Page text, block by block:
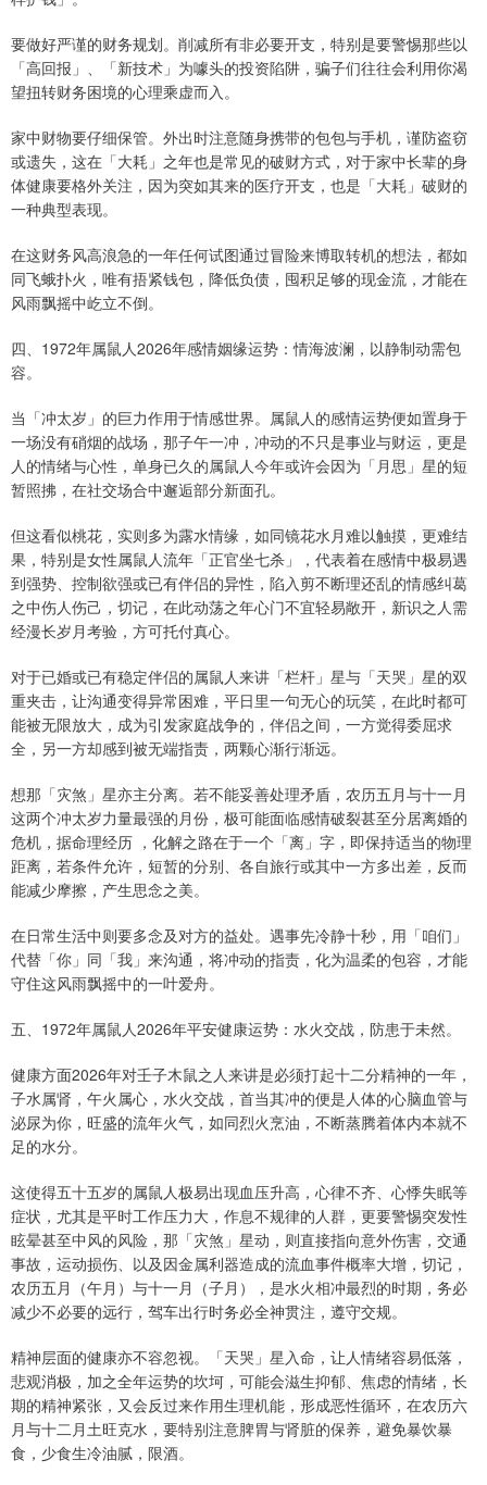
要做好严谨的财务规划。削减所有非必要开支，特别是要警惕那些以
「高回报」、「新技术」为噱头的投资陷阱，骗子们往往会利用你渴
望扭转财务困境的心理乘虚而入。
家中财物要仔细保管。外出时注意随身携带的包包与手机，谨防盗窃
或遗失，这在「大耗」之年也是常见的破财方式，对于家中长辈的身
体健康要格外关注，因为突如其来的医疗开支，也是「大耗」破财的
一种典型表现。
在这财务风高浪急的一年任何试图通过冒险来博取转机的想法，都如
同飞蛾扑火，唯有捂紧钱包，降低负债，囤积足够的现金流，才能在
风雨飘摇中屹立不倒。
四、1972年属鼠人2026年感情姻缘运势：情海波澜，以静制动需包
容。
当「冲太岁」的巨力作用于情感世界。属鼠人的感情运势便如置身于
一场没有硝烟的战场，那子午一冲，冲动的不只是事业与财运，更是
人的情绪与心性，单身已久的属鼠人今年或许会因为「月思」星的短
暂照拂，在社交场合中邂逅部分新面孔。
但这看似桃花，实则多为露水情缘，如同镜花水月难以触摸，更难结
果，特别是女性属鼠人流年「正官坐七杀」，代表着在感情中极易遇
到强势、控制欲强或已有伴侣的异性，陷入剪不断理还乱的情感纠葛
之中伤人伤己，切记，在此动荡之年心门不宜轻易敞开，新识之人需
经漫长岁月考验，方可托付真心。
对于已婚或已有稳定伴侣的属鼠人来讲「栏杆」星与「天哭」星的双
重夹击，让沟通变得异常困难，平日里一句无心的玩笑，在此时都可
能被无限放大，成为引发家庭战争的，伴侣之间，一方觉得委屈求
全，另一方却感到被无端指责，两颗心渐行渐远。
想那「灾煞」星亦主分离。若不能妥善处理矛盾，农历五月与十一月
这两个冲太岁力量最强的月份，极可能面临感情破裂甚至分居离婚的
危机，据命理经历 ，化解之路在于一个「离」字，即保持适当的物理
距离，若条件允许，短暂的分别、各自旅行或其中一方多出差，反而
能减少摩擦，产生思念之美。
在日常生活中则要多念及对方的益处。遇事先冷静十秒，用「咱们」
代替「你」同「我」来沟通，将冲动的指责，化为温柔的包容，才能
守住这风雨飘摇中的一叶爱舟。
五、1972年属鼠人2026年平安健康运势：水火交战，防患于未然。
健康方面2026年对壬子木鼠之人来讲是必须打起十二分精神的一年，
子水属肾，午火属心，水火交战，首当其冲的便是人体的心脑血管与
泌尿为你，旺盛的流年火气，如同烈火烹油，不断蒸腾着体内本就不
足的水分。
这使得五十五岁的属鼠人极易出现血压升高，心律不齐、心悸失眠等
症状，尤其是平时工作压力大，作息不规律的人群，更要警惕突发性
眩晕甚至中风的风险，那「灾煞」星动，则直接指向意外伤害，交通
事故，运动损伤、以及因金属利器造成的流血事件概率大增，切记，
农历五月（午月）与十一月（子月），是水火相冲最烈的时期，务必
减少不必要的远行，驾车出行时务必全神贯注，遵守交规。
精神层面的健康亦不容忽视。「天哭」星入命，让人情绪容易低落，
悲观消极，加之全年运势的坎坷，可能会滋生抑郁、焦虑的情绪，长
期的精神紧张，又会反过来作用生理机能，形成恶性循环，在农历六
月与十二月土旺克水，要特别注意脾胃与肾脏的保养，避免暴饮暴
食，少食生冷油腻，限酒。